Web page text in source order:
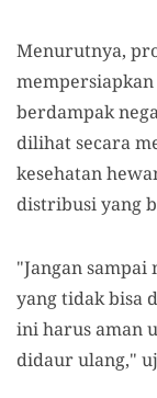
Menurutnya,
berdampak
dilihat secara
kesehatan
distribusi yang
"Jangan
yang tidak bisa
ini harus aman
didaur ulang,"